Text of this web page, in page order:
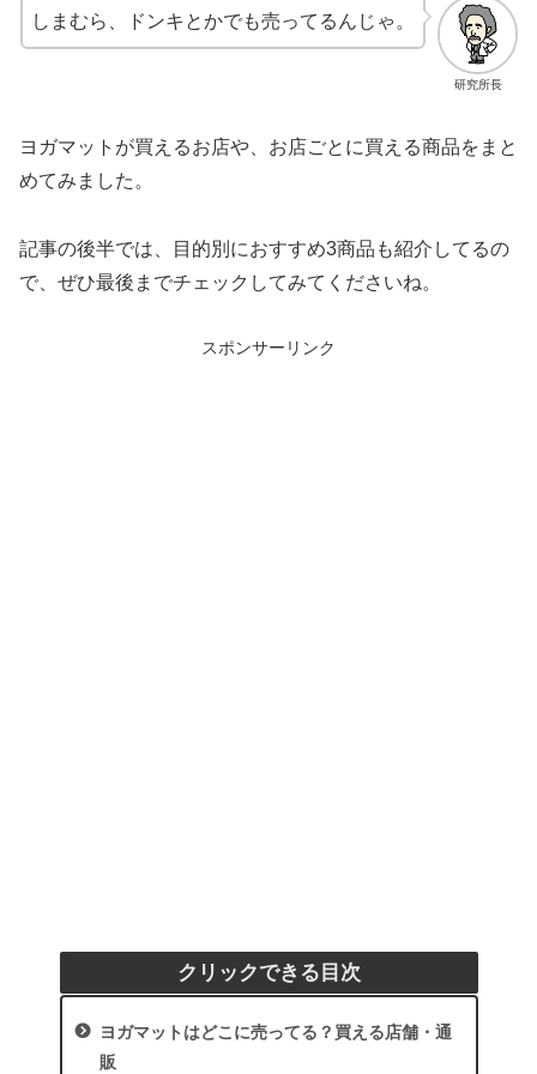
研究所長
しまむら、ドンキとかでも売ってるんじゃ。
ヨガマットが買えるお店や、お店ごとに買える商品をまと
めてみました。
記事の後半では、目的別におすすめ3商品も紹介してるの
で、ぜひ最後までチェックしてみてくださいね。
スポンサーリンク
クリックできる目次
ヨガマットはどこに売ってる？買える店舗・通
販